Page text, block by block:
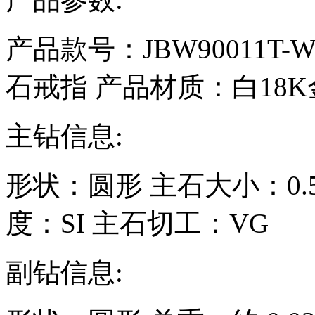
产品款号：JBW90011T-
石戒指 产品材质： 白18K
主钻信息:
形状： 圆形 主石大小：
度： SI 主石切工： VG
副钻信息: